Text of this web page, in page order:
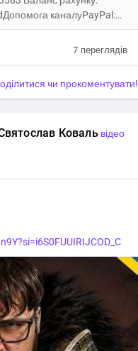
каналуPayPal:
7 переглядів
чи прокоментувати!
Коваль відео